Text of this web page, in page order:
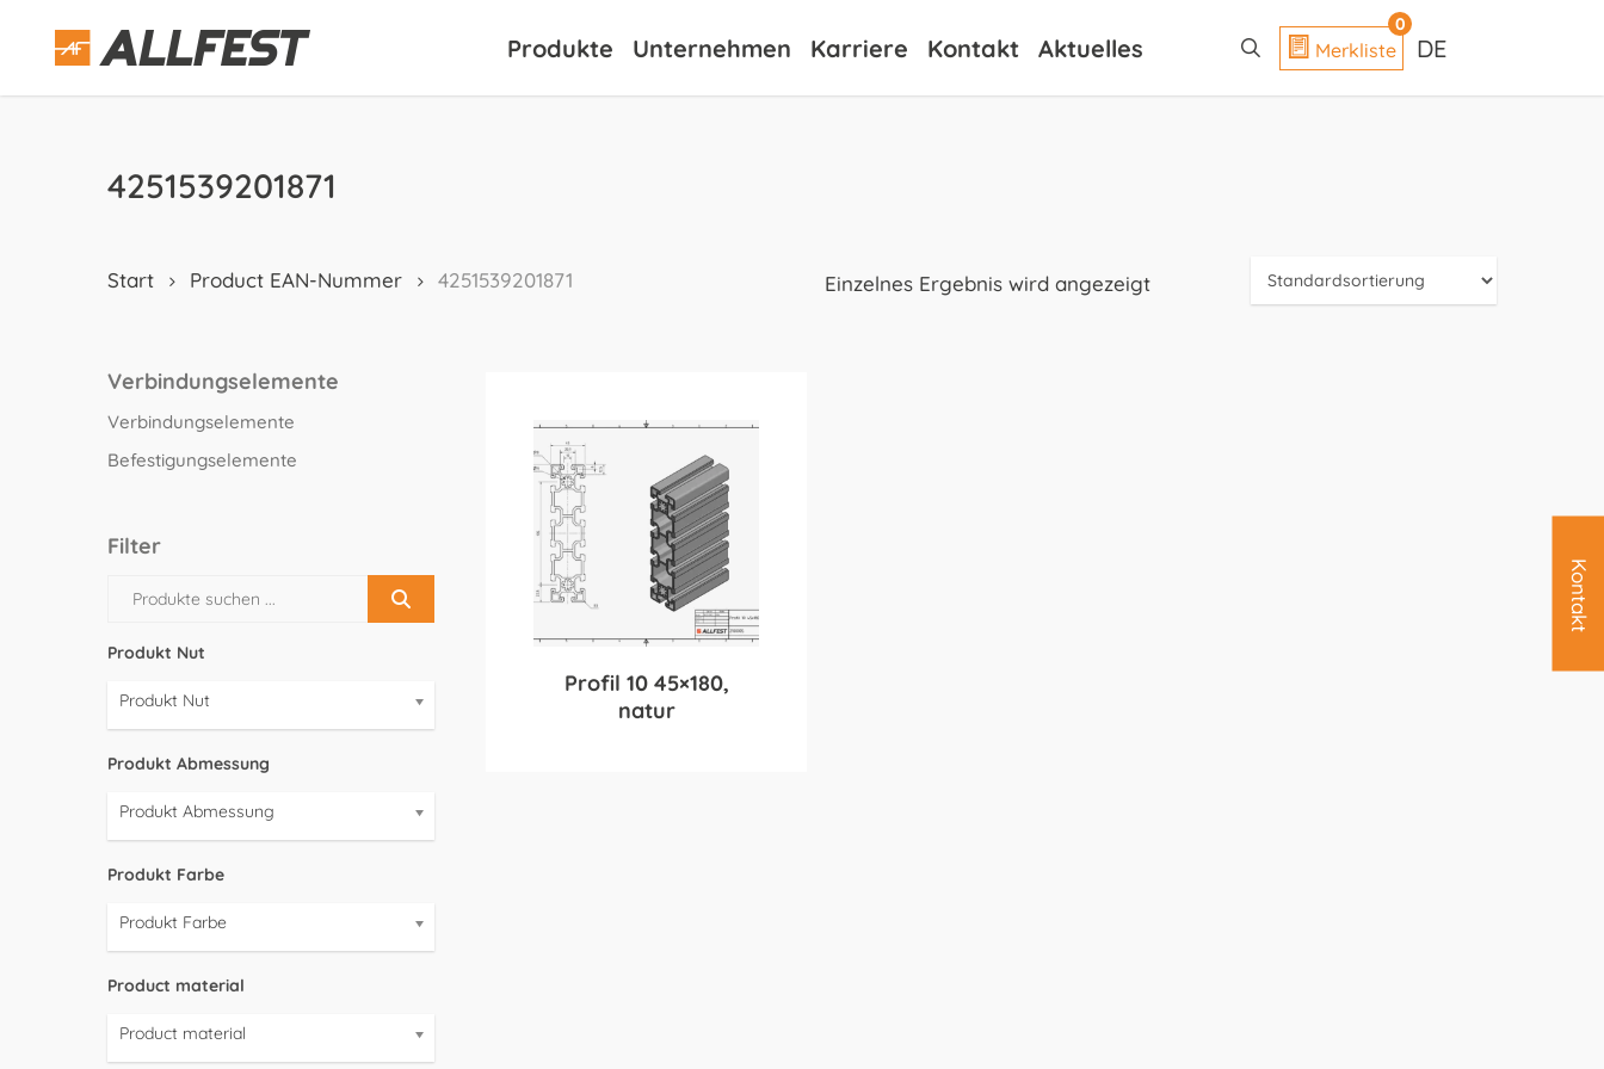
content
Produkte Unternehmen Karriere Kontakt Aktuelles
0
Merkliste DE
4251539201871
Einzelnes Ergebnis wird angezeigt
Start Product EAN-Nummer 4251539201871
Verbindungselemente
Verbindungselemente
Befestigungselemente
Filter
Produkt Nut
Produkt Nut
Produkt Abmessung
Produkt Abmessung
Produkt Farbe
Produkt Farbe
Product material
Product material
Profil 10 45×180,
natur
Kontakt